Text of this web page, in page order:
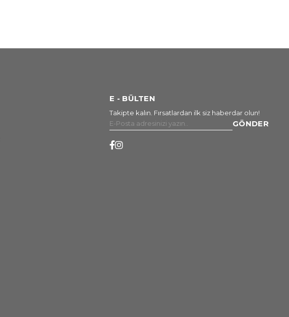
E - BÜLTEN
Takipte kalın. Fırsatlardan ilk siz haberdar olun!
GÖNDER